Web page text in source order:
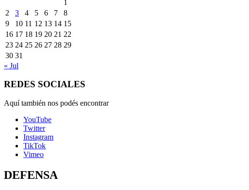
1
2
3 4 5 6 7
8
9
10 11 12 13 14 15
16 17 18 19 20 21 22
23 24 25 26 27 28 29
30 31
« Jul
REDES SOCIALES
Aquí también nos podés encontrar
YouTube
Twitter
Instagram
TikTok
Vimeo
DEFENSA